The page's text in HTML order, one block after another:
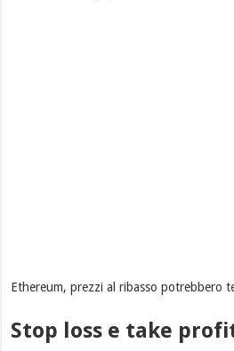
Ethereum, prezzi al ribasso potrebbero
Stop loss e take